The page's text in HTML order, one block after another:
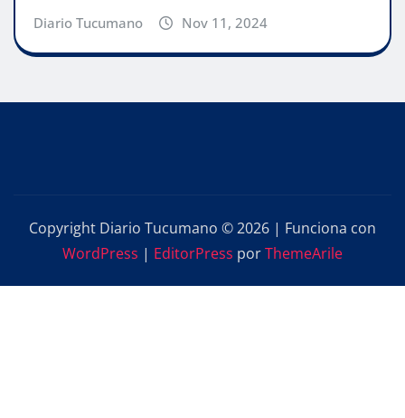
Diario Tucumano Nov 11, 2024
Copyright Diario Tucumano © 2026 | Funciona con
WordPress | EditorPress porThemeArile